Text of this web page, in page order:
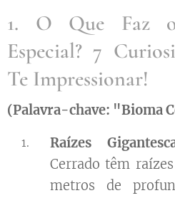
1. O Que Faz
Especial? 7
Te Impressionar!
(Palavra-chave: "Bioma
Raízes
Cerrado têm
metros de